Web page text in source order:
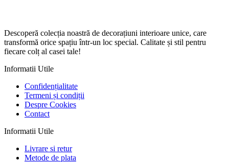
Descoperă colecția noastră de decorațiuni interioare unice, care
transformă orice spațiu într-un loc special. Calitate și stil pentru
fiecare colț al casei tale!
Informatii Utile
Confidențialitate
Termeni și condiții
Despre Cookies
Contact
Informatii Utile
Livrare si retur
Metode de plata